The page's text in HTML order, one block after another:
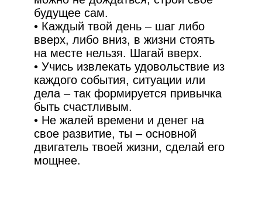
будущее сам.
• Каждый твой день – шаг либо
вверх, либо вниз, в жизни стоять
на месте нельзя. Шагай вверх.
• Учись извлекать удовольствие из
каждого события, ситуации или
дела – так формируется привычка
быть счастливым.
• Не жалей времени и денег на
свое развитие, ты – основной
двигатель твоей жизни, сделай его
мощнее.